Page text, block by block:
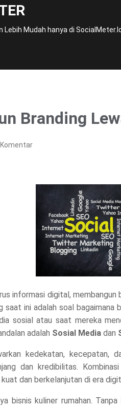
Lebih Mudah hanya di SocialMeter.Id
Branding
informasi digital,
saat ini adalah soal
sosial atau saat mereka
adalah Sosial Media dan
kedekatan, kecepatan,
dan kredibilitas.
dan berkelanjutan di era
bisnis kuliner rumahan.